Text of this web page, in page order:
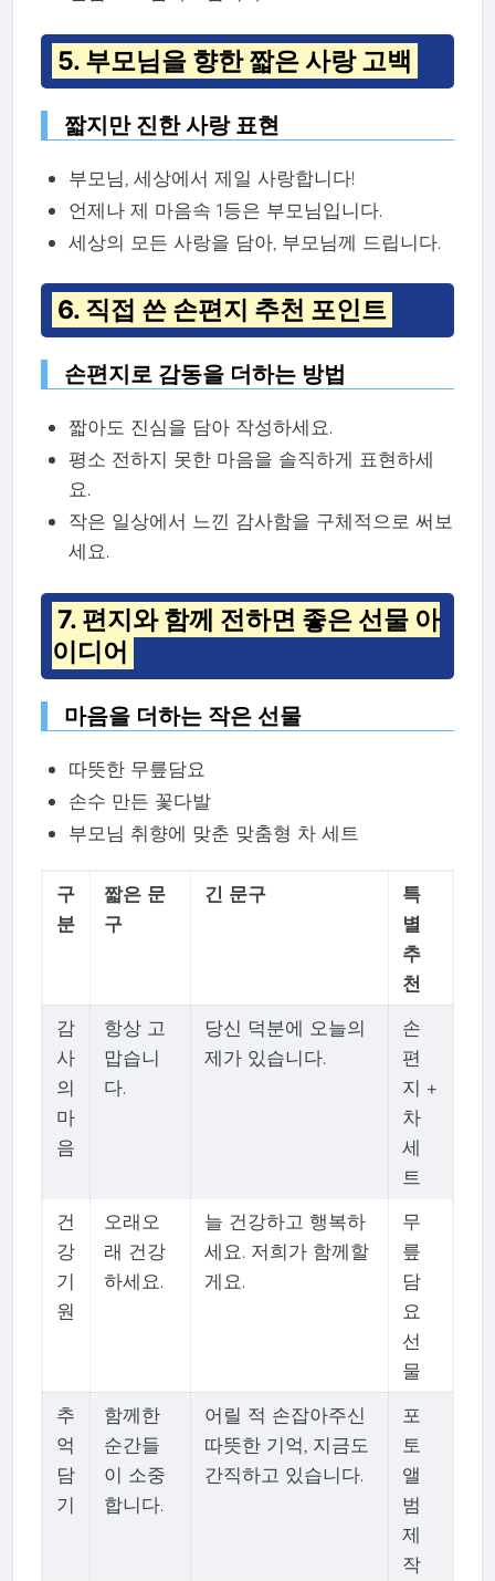
5. 부모님을 향한 짧은 사랑 고백
짧지만 진한 사랑 표현
부모님, 세상에서 제일 사랑합니다!
언제나 제 마음속 1등은 부모님입니다.
세상의 모든 사랑을 담아, 부모님께 드립니다.
6. 직접 쓴 손편지 추천 포인트
손편지로 감동을 더하는 방법
짧아도 진심을 담아 작성하세요.
평소 전하지 못한 마음을 솔직하게 표현하세
요.
작은 일상에서 느낀 감사함을 구체적으로 써보
세요.
7. 편지와 함께 전하면 좋은 선물 아
이디어
마음을 더하는 작은 선물
따뜻한 무릎담요
손수 만든 꽃다발
부모님 취향에 맞춘 맞춤형 차 세트
구
분
짧은 문
구
긴 문구
특
별
추
천
감
사
의
마
음
항상 고
맙습니
다.
당신 덕분에 오늘의
제가 있습니다.
손
편
지 +
차
세
트
건
강
기
원
오래오
래 건강
하세요.
늘 건강하고 행복하
세요. 저희가 함께할
게요.
무
릎
담
요
선
물
추
억
담
기
함께한
순간들
이 소중
합니다.
어릴 적 손잡아주신
따뜻한 기억, 지금도
간직하고 있습니다.
포
토
앨
범
제
작